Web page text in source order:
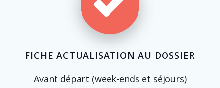
FICHE ACTUALISATION AU DOSSIER
Avant départ (week-ends et séjours)